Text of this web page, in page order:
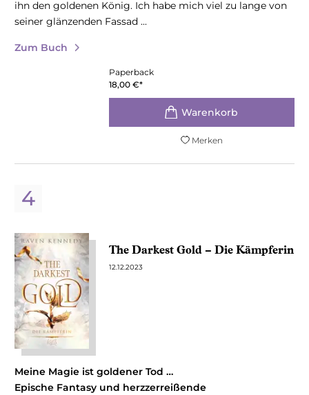
ihn den goldenen König. Ich habe mich viel zu lange von
seiner glänzenden Fassad ...
Zum Buch
Paperback
18,00 €*
Merken
The Darkest Gold – Die Kämpferin
12.12.2023
Meine Magie ist goldener Tod …
Epische Fantasy und herzzerreißende